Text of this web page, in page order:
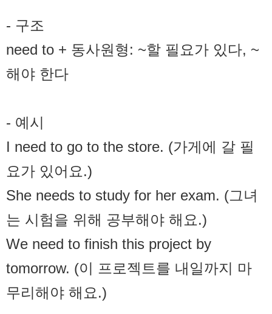
- 구조
need to + 동사원형: ~할 필요가 있다, ~
해야 한다
- 예시
I need to go to the store. (가게에 갈 필
요가 있어요.)
She needs to study for her exam. (그녀
는 시험을 위해 공부해야 해요.)
We need to finish this project by
tomorrow. (이 프로젝트를 내일까지 마
무리해야 해요.)